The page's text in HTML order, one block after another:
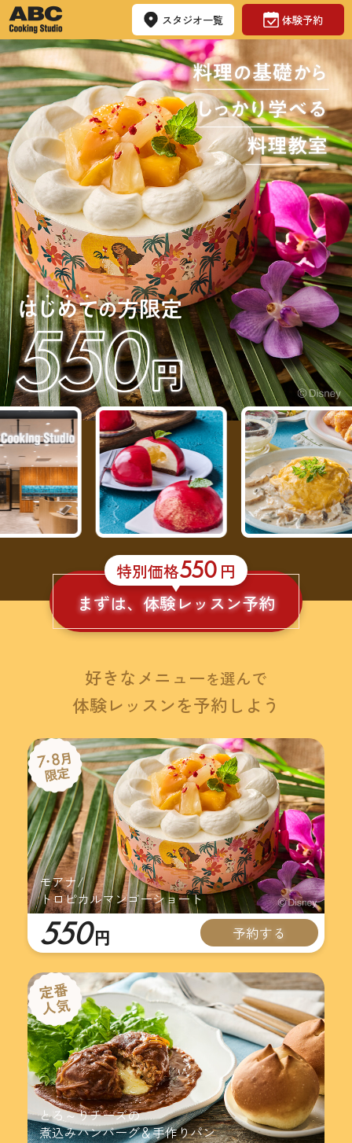
スタジオ一覧 体験予約
特別価格550 円
まずは、体験レッスン予約
好きなメニューを選んで
体験レッスンを予約しよう
モアナ/
トロピカルマンゴーショート
550 円 予約する
とろ～りチーズの
煮込みハンバーグ＆手作りパン